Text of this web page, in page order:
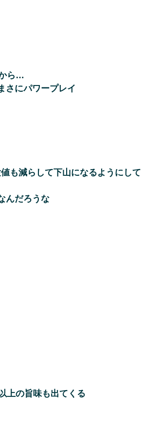
ら…
さにパワープレイ
も減らして下山になるようにして
んだろうな
上の旨味も出てくる